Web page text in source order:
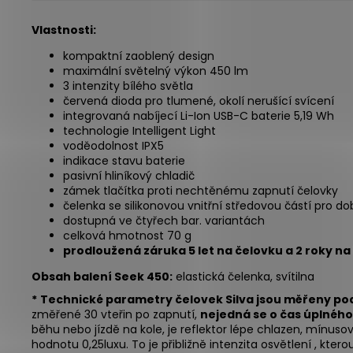
Vlastnosti:
kompaktní zaoblený design
maximální světelný výkon 450 lm
3 intenzity bílého světla
červená dioda pro tlumené, okolí nerušící svícení
integrovaná nabíjecí Li-Ion USB-C baterie 5,19 Wh
technologie Intelligent Light
voděodolnost IPX5
indikace stavu baterie
pasivní hliníkový chladič
zámek tlačítka proti nechtěnému zapnutí čelovky
čelenka se silikonovou vnitřní středovou částí pro
dostupná ve čtyřech bar. variantách
celková hmotnost 70 g
prodloužená záruka 5 let na čelovku a 2 roky na
Obsah balení Seek 450: elastická čelenka, svítilna
* Technické parametry čelovek Silva jsou měřeny
změřené 30 vteřin po zapnutí, nejedná se o čas úplného
běhu nebo jízdě na kole, je reflektor lépe chlazen,
hodnotu 0,25luxu. To je přibližně intenzita osvětlení ,